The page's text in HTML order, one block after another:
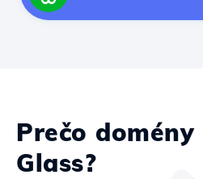
Prečo domény
Glass?